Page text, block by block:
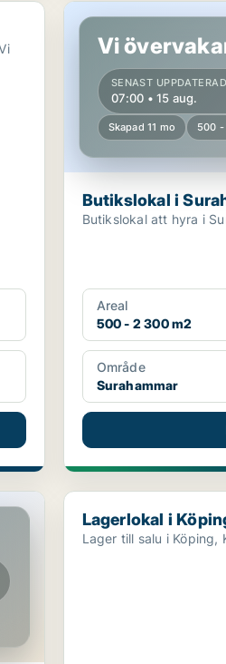
Butikslokal i
Vi
SENAST UPPDATERAD
07:00 • 15 aug.
Skapad 11 mo 500 -
Butikslokal i
Butikslokal att hyra i
Areal
500 - 2 300 m2
Område
Surahammar
Lagerlokal i Köping,
Lagerlokal i
Lager till salu i Köping,